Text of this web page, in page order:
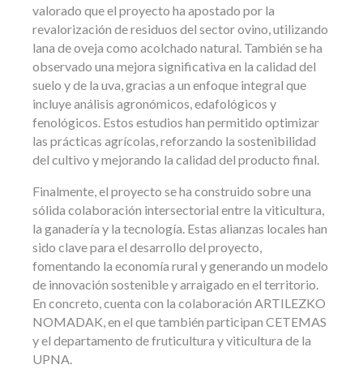
valorado que el proyecto ha apostado por la
revalorización de residuos del sector ovino, utilizando
lana de oveja como acolchado natural. También se ha
observado una mejora significativa en la calidad del
suelo y de la uva, gracias a un enfoque integral que
incluye análisis agronómicos, edafológicos y
fenológicos. Estos estudios han permitido optimizar
las prácticas agrícolas, reforzando la sostenibilidad
del cultivo y mejorando la calidad del producto final.
Finalmente, el proyecto se ha construido sobre una
sólida colaboración intersectorial entre la viticultura,
la ganadería y la tecnología. Estas alianzas locales han
sido clave para el desarrollo del proyecto,
fomentando la economía rural y generando un modelo
de innovación sostenible y arraigado en el territorio.
En concreto, cuenta con la colaboración ARTILEZKO
NOMADAK, en el que también participan CETEMAS
y el departamento de fruticultura y viticultura de la
UPNA.